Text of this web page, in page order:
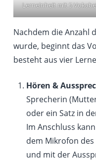
Lerneinheit mit 5
Nachdem die Anzahl
wurde, beginnt das
besteht aus vier
Hören &
Sprecherin
oder ein Satz in
Im Anschluss
dem Mikrofon
und mit der